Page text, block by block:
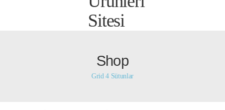
Shop
Grid 4 Sütunlar